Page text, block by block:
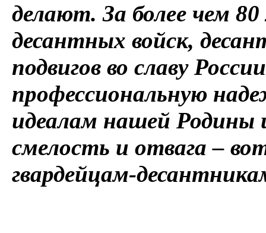
делают. За более чем
десантных войск,
подвигов во славу
профессиональную
идеалам нашей Родины
смелость и отвага –
гвардейцам-